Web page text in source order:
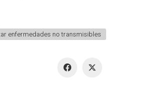
enfermedades no transmisibles